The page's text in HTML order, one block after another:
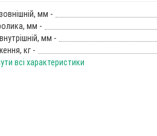
мм -
мм -
мм -
кг -
всі характеристики